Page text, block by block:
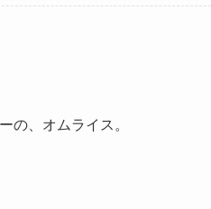
の、オムライス。